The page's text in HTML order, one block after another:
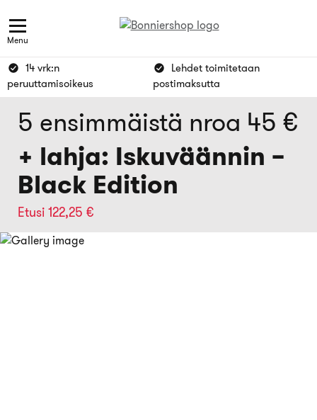
14 vrk:n
peruuttamisoikeus
Lehdet toimitetaan
postimaksutta
Menu
5 ensimmäistä nroa 45 €
+ lahja: Iskuväännin –
Black Edition
Etusi 122,25 €